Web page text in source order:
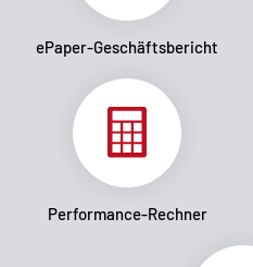
ePaper-Geschäftsbericht
Performance-Rechner